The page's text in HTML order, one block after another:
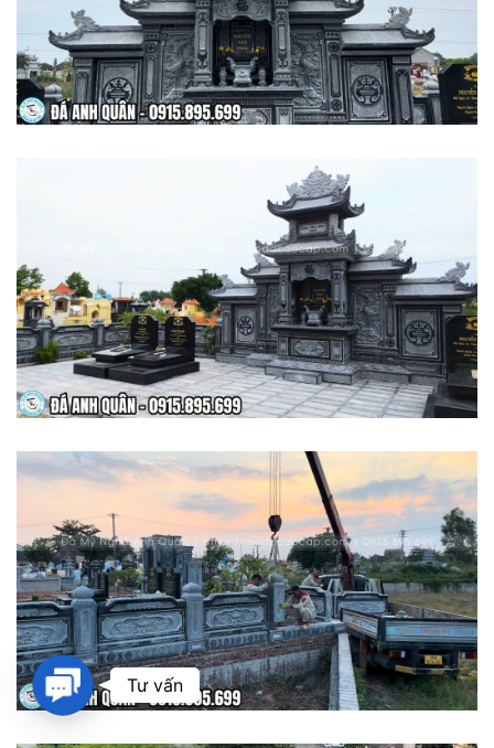
Contact
Us
Tư vấn